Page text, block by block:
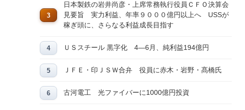
日本製鉄の岩井尚彦・上席常務執行役員ＣＦＯ決算会
見要旨 実力利益、年率９０００億円以上へ USSが
稼ぎ頭に、さらなる利益成長目指す
ＵＳスチール 黒字化 4―6月、純利益194億円
ＪＦＥ・印ＪＳＷ合弁 役員に赤木・岩野・髙橋氏
古河電工 光ファイバーに1000億円投資